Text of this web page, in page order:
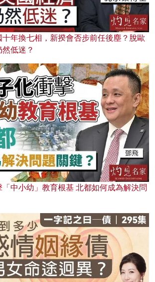
年換七相，新揆會否步前任後塵？脫歐
低迷？
中小幼」教育根基 北都如何成為解決問